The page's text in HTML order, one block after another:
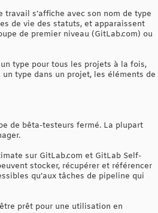
s’affiche avec son nom de type
de vie des statuts, et apparaissent
de premier niveau (GitLab.com) ou
type pour tous les projets à la fois,
type dans un projet, les éléments de
de bêta-testeurs fermé. La plupart
sur GitLab.com et GitLab Self-
stocker, récupérer et référencer
qu’aux tâches de pipeline qui
prêt pour une utilisation en